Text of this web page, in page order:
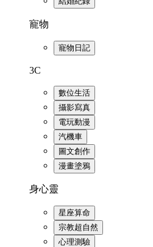
寵物
寵物日記
3C
數位生活
攝影寫真
電玩動漫
汽機車
圖文創作
漫畫塗鴉
身心靈
星座算命
宗教超自然
心理測驗